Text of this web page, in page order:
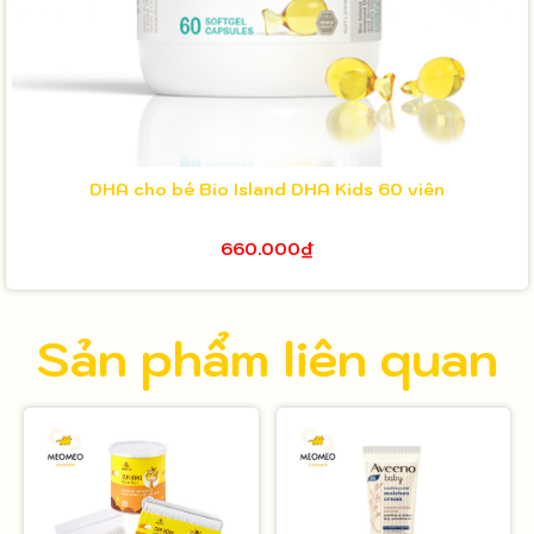
DHA cho bé Bio Island DHA Kids 60 viên
660.000₫
Sản phẩm liên quan